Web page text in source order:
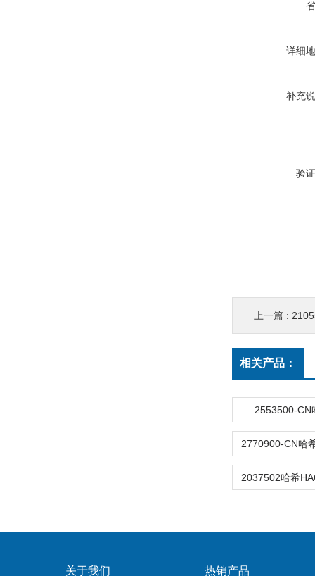
详细
补充
验
上一篇 :
相关产品：
2553500-CN
关于我们 热销产品